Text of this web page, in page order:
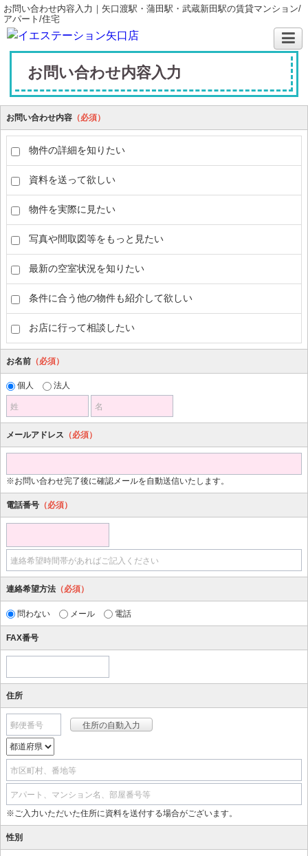
お問い合わせ内容入力｜矢口渡駅・蒲田駅・武蔵新田駅の賃貸マンション/
アパート/住宅
お問い合わせ内容入力
お問い合わせ内容 （必須）
物件の詳細を知りたい
資料を送って欲しい
物件を実際に見たい
写真や間取図等をもっと見たい
最新の空室状況を知りたい
条件に合う他の物件も紹介して欲しい
お店に行って相談したい
お名前 （必須）
個人 法人
姓 名
メールアドレス （必須）
※お問い合わせ完了後に確認メールを自動送信いたします。
電話番号 （必須）
連絡希望時間帯があればご記入ください
連絡希望方法 （必須）
問わない メール 電話
FAX番号
住所
郵便番号
市区町村、番地等
アパート、マンション名、部屋番号等
※ご入力いただいた住所に資料を送付する場合がございます。
性別